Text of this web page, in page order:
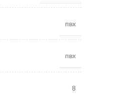
пвх
пвх
8